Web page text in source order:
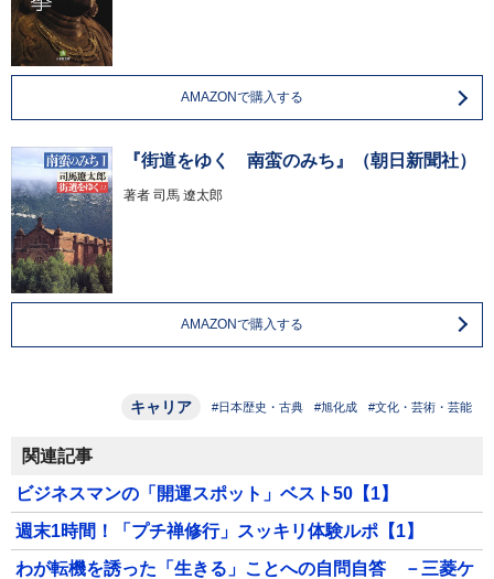
AMAZONで購入する
『街道をゆく 南蛮のみち』（朝日新聞社）
著者 司馬 遼太郎
AMAZONで購入する
キャリア #日本歴史・古典 #旭化成 #文化・芸術・芸能
関連記事
ビジネスマンの「開運スポット」ベスト50【1】
週末1時間！「プチ禅修行」スッキリ体験ルポ【1】
わが転機を誘った「生きる」ことへの自問自答 －三菱ケ